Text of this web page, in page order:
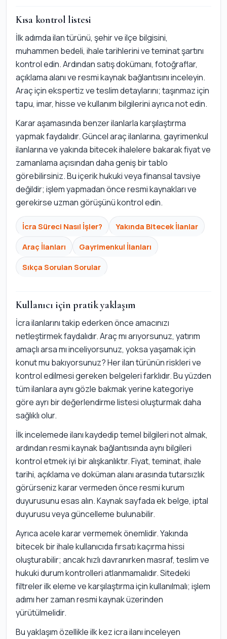
Kısa kontrol listesi
İlk adımda ilan türünü, şehir ve ilçe bilgisini,
muhammen bedeli, ihale tarihlerini ve teminat şartını
kontrol edin. Ardından satış dokümanı, fotoğraflar,
açıklama alanı ve resmi kaynak bağlantısını inceleyin.
Araç için ekspertiz ve teslim detaylarını; taşınmaz için
tapu, imar, hisse ve kullanım bilgilerini ayrıca not edin.
Karar aşamasında benzer ilanlarla karşılaştırma
yapmak faydalıdır. Güncel araç ilanlarına, gayrimenkul
ilanlarına ve yakında bitecek ihalelere bakarak fiyat ve
zamanlama açısından daha geniş bir tablo
görebilirsiniz. Bu içerik hukuki veya finansal tavsiye
değildir; işlem yapmadan önce resmi kaynakları ve
gerekirse uzman görüşünü kontrol edin.
İcra Süreci Nasıl İşler?
Yakında Bitecek İlanlar
Araç İlanları
Gayrimenkul İlanları
Sıkça Sorulan Sorular
Kullanıcı için pratik yaklaşım
İcra ilanlarını takip ederken önce amacınızı
netleştirmek faydalıdır. Araç mı arıyorsunuz, yatırım
amaçlı arsa mı inceliyorsunuz, yoksa yaşamak için
konut mu bakıyorsunuz? Her ilan türünün riskleri ve
kontrol edilmesi gereken belgeleri farklıdır. Bu yüzden
tüm ilanlara aynı gözle bakmak yerine kategoriye
göre ayrı bir değerlendirme listesi oluşturmak daha
sağlıklı olur.
İlk incelemede ilanı kaydedip temel bilgileri not almak,
ardından resmi kaynak bağlantısında aynı bilgileri
kontrol etmek iyi bir alışkanlıktır. Fiyat, teminat, ihale
tarihi, açıklama ve doküman alanı arasında tutarsızlık
görürseniz karar vermeden önce resmi kurum
duyurusunu esas alın. Kaynak sayfada ek belge, iptal
duyurusu veya güncelleme bulunabilir.
Ayrıca acele karar vermemek önemlidir. Yakında
bitecek bir ihale kullanıcıda fırsatı kaçırma hissi
oluşturabilir; ancak hızlı davranırken masraf, teslim ve
hukuki durum kontrolleri atlanmamalıdır. Sitedeki
filtreler ilk eleme ve karşılaştırma için kullanılmalı; işlem
adımı her zaman resmi kaynak üzerinden
yürütülmelidir.
Bu yaklaşım özellikle ilk kez icra ilanı inceleyen